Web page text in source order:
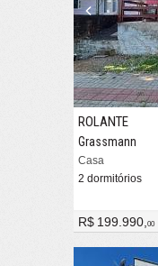
ROLANTE
Grassmann
Casa
2 dormitórios
R$ 199.990, 00